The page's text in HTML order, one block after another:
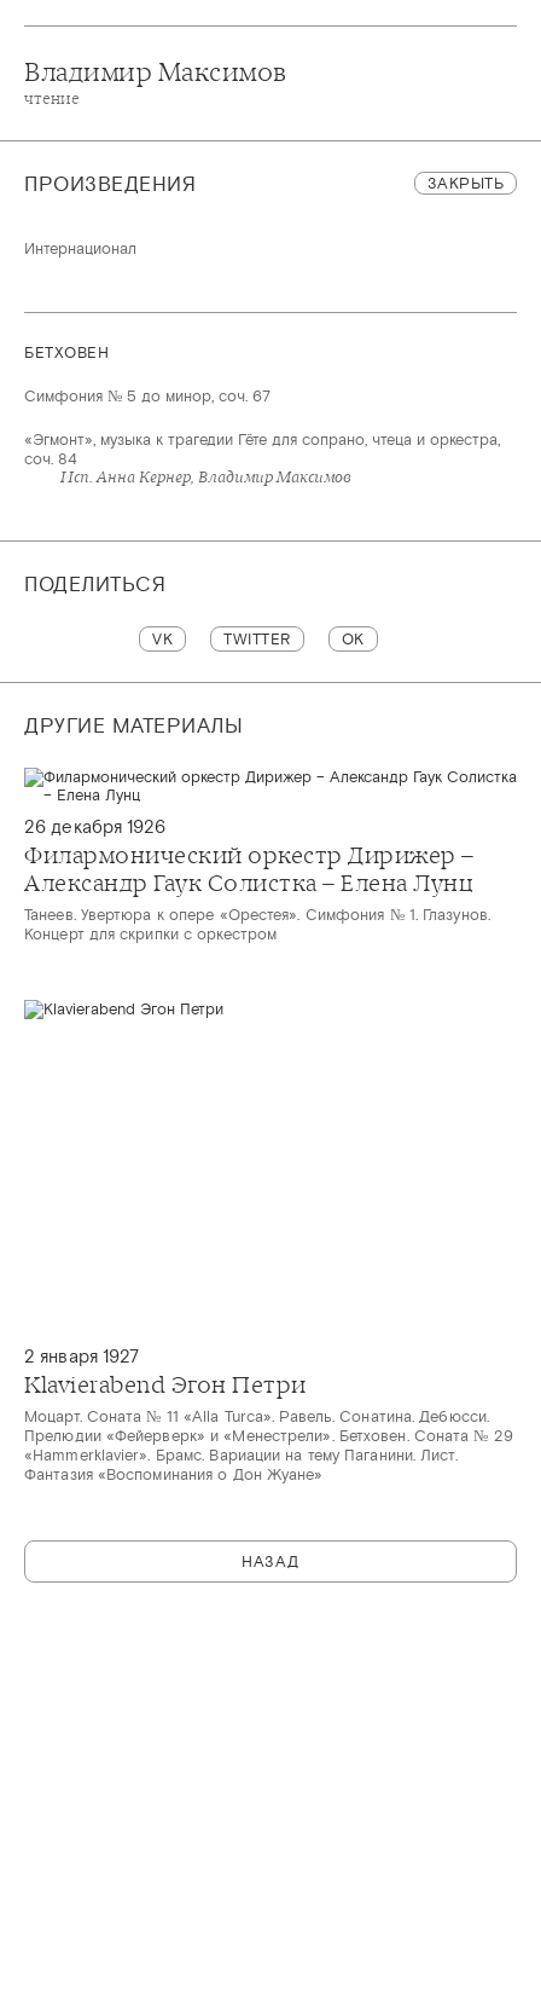
Владимир Максимов
чтение
ПРОИЗВЕДЕНИЯ ЗАКРЫТЬ
Интернационал
БЕТХОВЕН
Симфония № 5 до минор, соч. 67
«Эгмонт», музыка к трагедии Гёте для сопрано, чтеца и оркестра,
соч. 84
Исп. Анна Кернер, Владимир Максимов
ПОДЕЛИТЬСЯ
VK TWITTER OK
ДРУГИЕ МАТЕРИАЛЫ
26 декабря 1926
Филармонический оркестр Дирижер –
Александр Гаук Солистка – Елена Лунц
Танеев. Увертюра к опере «Орестея». Симфония № 1. Глазунов.
Концерт для скрипки с оркестром
2 января 1927
Klavierabend Эгон Петри
Моцарт. Соната № 11 «Alla Turca». Равель. Сонатина. Дебюсси.
Прелюдии «Фейерверк» и «Менестрели». Бетховен. Соната № 29
«Hammerklavier». Брамс. Вариации на тему Паганини. Лист.
Фантазия «Воспоминания о Дон Жуане»
НАЗАД